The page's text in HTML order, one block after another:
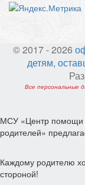
© 2017 - 2026
детям,
Все персональные
МСУ «Центр помощи
родителей»
Каждому родителю
стороной!